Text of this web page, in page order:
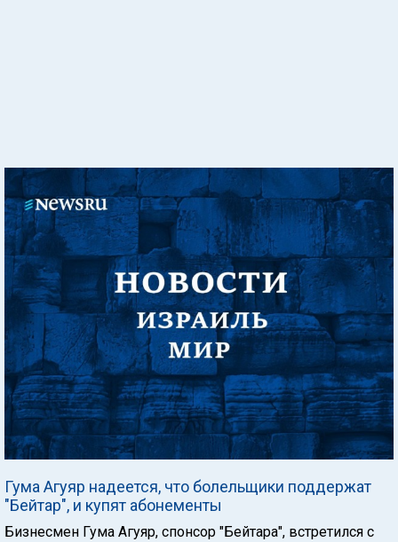
Гума Агуяр надеется, что болельщики поддержат
"Бейтар", и купят абонементы
Бизнесмен Гума Агуяр, спонсор "Бейтара", встретился с